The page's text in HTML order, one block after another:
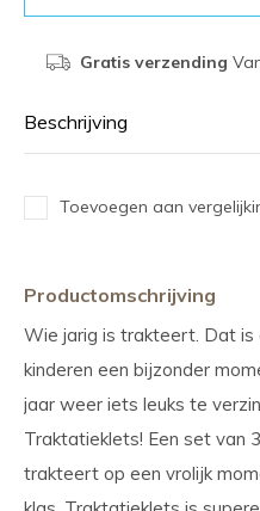
Gratis verzending
Beschrijving
Toevoegen aan
Productomschrijving
Wie jarig is trakteert. Dat is
kinderen een bijzonder
jaar weer iets leuks te
Traktatieklets! Een set van
trakteert op een vrolijk